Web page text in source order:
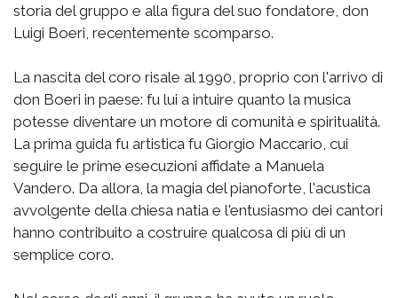
storia del gruppo e alla figura del suo fondatore, don
Luigi Boeri, recentemente scomparso.
La nascita del coro risale al 1990, proprio con l'arrivo di
don Boeri in paese: fu lui a intuire quanto la musica
potesse diventare un motore di comunità e spiritualità.
La prima guida fu artistica fu Giorgio Maccario, cui
seguire le prime esecuzioni affidate a Manuela
Vandero. Da allora, la magia del pianoforte, l'acustica
avvolgente della chiesa natia e l'entusiasmo dei cantori
hanno contribuito a costruire qualcosa di più di un
semplice coro.